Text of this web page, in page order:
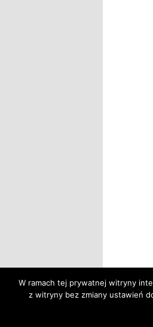
W ramach tej prywatnej witryny
z witryny bez zmiany ustawień